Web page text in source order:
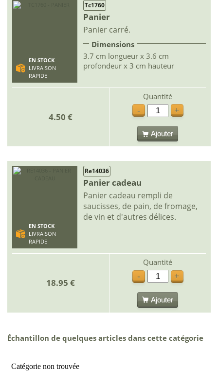
EN STOCK
LIVRAISON
RAPIDE
Tc1760
Panier
Panier carré.
Dimensions
3.7 cm longueur x 3.6 cm
profondeur x 3 cm hauteur
4.50 €
Quantité
-
+
Ajouter
EN STOCK
LIVRAISON
RAPIDE
Re14036
Panier cadeau
Panier cadeau rempli de
saucisses, de pain, de fromage,
de vin et d'autres délices.
18.95 €
Quantité
-
+
Ajouter
Échantillon de quelques articles dans cette catégorie